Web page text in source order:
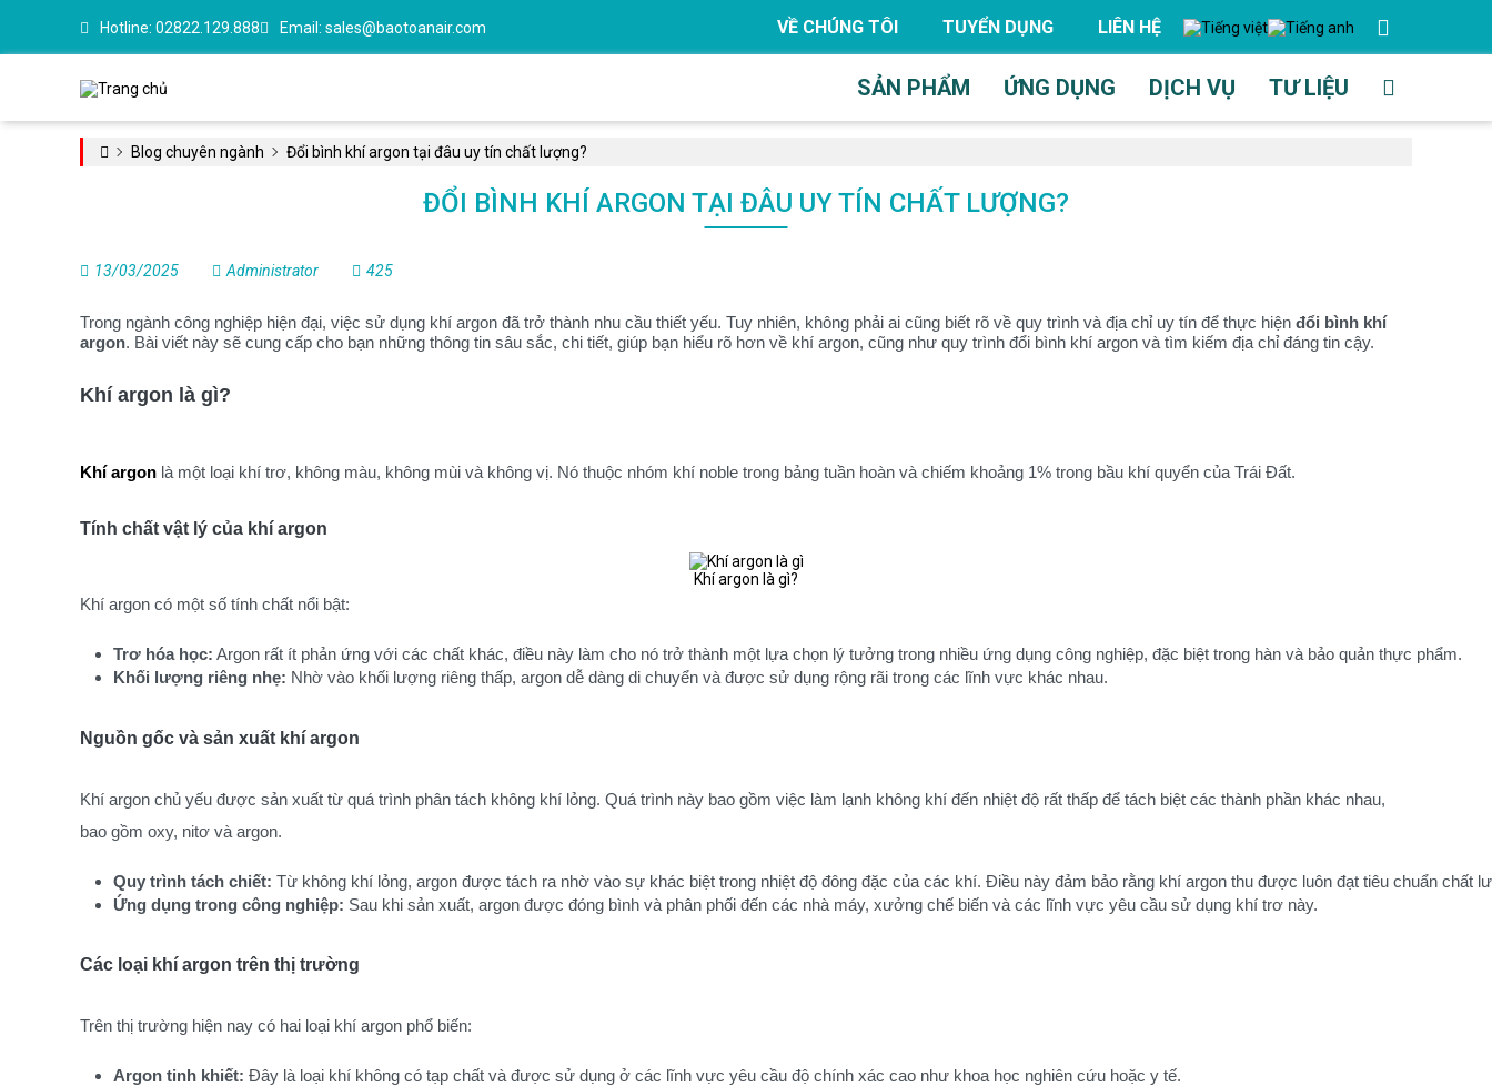
Hotline: 02822.129.888 Email: sales@baotoanair.com VỀ CHÚNG TÔI TUYỂN DỤNG LIÊN HỆ
SẢN PHẨM ỨNG DỤNG DỊCH VỤ TƯ LIỆU
Blog chuyên ngành Đổi bình khí argon tại đâu uy tín chất lượng?
ĐỔI BÌNH KHÍ ARGON TẠI ĐÂU UY TÍN CHẤT LƯỢNG?
13/03/2025 Administrator 425
Trong ngành công nghiệp hiện đại, việc sử dụng khí argon đã trở thành nhu cầu thiết yếu. Tuy nhiên, không phải ai cũng biết rõ về quy trình và địa chỉ uy tín để thực hiện đổi bình khí
argon. Bài viết này sẽ cung cấp cho bạn những thông tin sâu sắc, chi tiết, giúp bạn hiểu rõ hơn về khí argon, cũng như quy trình đổi bình khí argon và tìm kiếm địa chỉ đáng tin cậy.
Khí argon là gì?
Khí argon là một loại khí trơ, không màu, không mùi và không vị. Nó thuộc nhóm khí noble trong bảng tuần hoàn và chiếm khoảng 1% trong bầu khí quyển của Trái Đất.
Tính chất vật lý của khí argon
Khí argon là gì?
Khí argon có một số tính chất nổi bật:
Trơ hóa học: Argon rất ít phản ứng với các chất khác, điều này làm cho nó trở thành một lựa chọn lý tưởng trong nhiều ứng dụng công nghiệp, đặc biệt trong hàn và bảo quản thực phẩm.
Khối lượng riêng nhẹ: Nhờ vào khối lượng riêng thấp, argon dễ dàng di chuyển và được sử dụng rộng rãi trong các lĩnh vực khác nhau.
Nguồn gốc và sản xuất khí argon
Khí argon chủ yếu được sản xuất từ quá trình phân tách không khí lỏng. Quá trình này bao gồm việc làm lạnh không khí đến nhiệt độ rất thấp để tách biệt các thành phần khác nhau,
bao gồm oxy, nitơ và argon.
Quy trình tách chiết: Từ không khí lỏng, argon được tách ra nhờ vào sự khác biệt trong nhiệt độ đông đặc của các khí. Điều này đảm bảo rằng khí argon thu được luôn đạt tiêu chuẩn chất
Ứng dụng trong công nghiệp: Sau khi sản xuất, argon được đóng bình và phân phối đến các nhà máy, xưởng chế biến và các lĩnh vực yêu cầu sử dụng khí trơ này.
Các loại khí argon trên thị trường
Trên thị trường hiện nay có hai loại khí argon phổ biến:
Argon tinh khiết: Đây là loại khí không có tạp chất và được sử dụng ở các lĩnh vực yêu cầu độ chính xác cao như khoa học nghiên cứu hoặc y tế.